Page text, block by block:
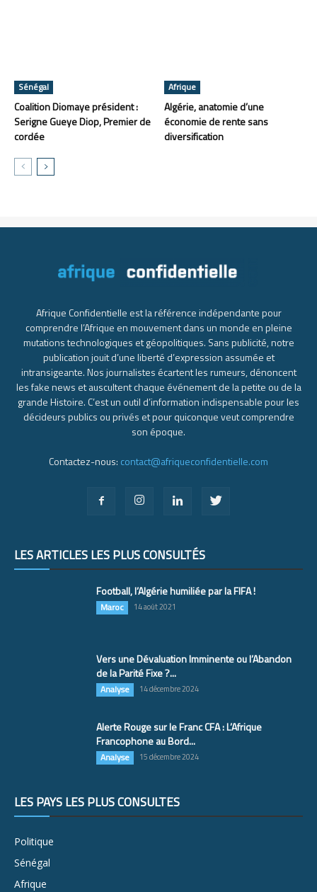
Sénégal
Coalition Diomaye président :
Serigne Gueye Diop, Premier de
cordée
Afrique
Algérie, anatomie d’une
économie de rente sans
diversification
Afrique Confidentielle est la référence indépendante pour
comprendre l’Afrique en mouvement dans un monde en pleine
mutations technologiques et géopolitiques. Sans publicité, notre
publication jouit d’une liberté d’expression assumée et
intransigeante. Nos journalistes écartent les rumeurs, dénoncent
les fake news et auscultent chaque événement de la petite ou de la
grande Histoire. C’est un outil d’information indispensable pour les
décideurs publics ou privés et pour quiconque veut comprendre
son époque.
Contactez-nous: contact@afriqueconfidentielle.com
LES ARTICLES LES PLUS CONSULTÉS
Football, l’Algérie humiliée par la FIFA !
Maroc 14 août 2021
Vers une Dévaluation Imminente ou l’Abandon
de la Parité Fixe ?...
Analyse 14 décembre 2024
Alerte Rouge sur le Franc CFA : L’Afrique
Francophone au Bord...
Analyse 15 décembre 2024
LES PAYS LES PLUS CONSULTÉS
Politique
Sénégal
Afrique